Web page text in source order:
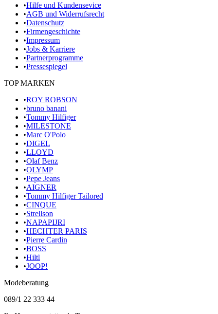
•Hilfe und Kundensevice
•AGB und Widerrufsrecht
•Datenschutz
•Firmengeschichte
•Impressum
•Jobs & Karriere
•Partnerprogramme
•Pressespiegel
TOP MARKEN
•ROY ROBSON
•bruno banani
•Tommy Hilfiger
•MILESTONE
•Marc O'Polo
•DIGEL
•LLOYD
•Olaf Benz
•OLYMP
•Pepe Jeans
•AIGNER
•Tommy Hilfiger Tailored
•CINQUE
•Strellson
•NAPAPIJRI
•HECHTER PARIS
•Pierre Cardin
•BOSS
•Hiltl
•JOOP!
Modeberatung
089/1 22 333 44